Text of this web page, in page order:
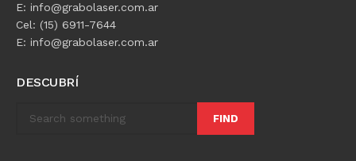
E: info@grabolaser.com.ar
Cel: (15) 6911-7644
E: info@grabolaser.com.ar
DESCUBRÍ
FIND